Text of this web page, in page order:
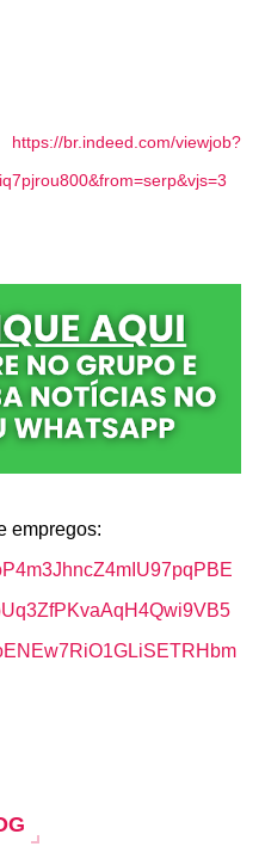
https://br.indeed.com/viewjob?
empregos: